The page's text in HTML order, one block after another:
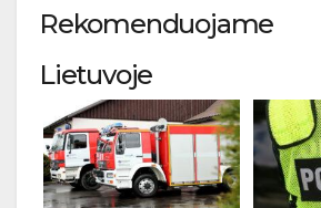
Rekomenduojame
Lietuvoje